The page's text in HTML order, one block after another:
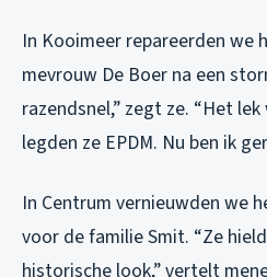
In Kooimeer repareerden we
mevrouw De Boer na een
razendsnel,” zegt ze. “Het
legden ze EPDM. Nu ben ik
In Centrum vernieuwden we
voor de familie Smit. “Ze
historische look,” vertelt